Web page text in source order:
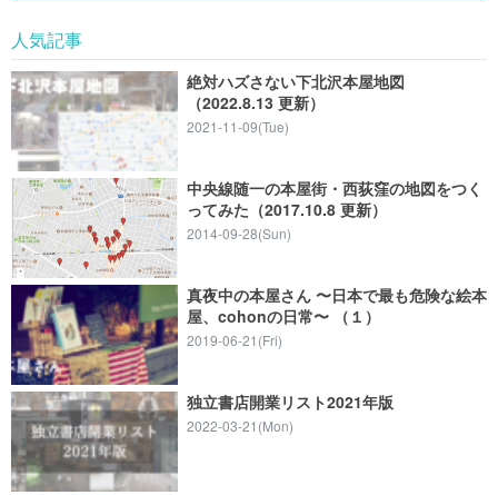
人気記事
絶対ハズさない下北沢本屋地図
（2022.8.13 更新）
2021-11-09(Tue)
中央線随一の本屋街・西荻窪の地図をつく
ってみた（2017.10.8 更新）
2014-09-28(Sun)
真夜中の本屋さん 〜日本で最も危険な絵本
屋、cohonの日常〜 （１）
2019-06-21(Fri)
独立書店開業リスト2021年版
2022-03-21(Mon)